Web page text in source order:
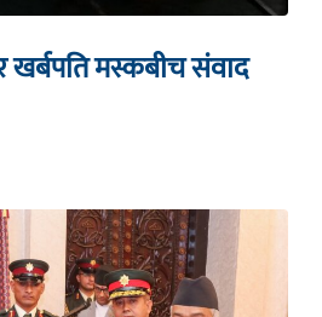
खर्बपति मस्कबीच संवाद